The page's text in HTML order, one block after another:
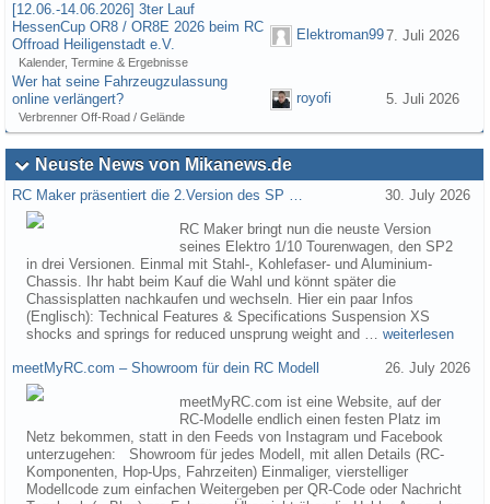
[12.06.-14.06.2026] 3ter Lauf
HessenCup OR8 / OR8E 2026 beim RC
Offroad Heiligenstadt e.V.
Kalender, Termine & Ergebnisse
Elektroman997. Juli 2026
Wer hat seine Fahrzeugzulassung
online verlängert?
Verbrenner Off-Road / Gelände
royofi 5. Juli 2026
Neuste News von Mikanews.de
RC Maker präsentiert die 2.Version des SP … 30. July 2026
RC Maker bringt nun die neuste Version
seines Elektro 1/10 Tourenwagen, den SP2
in drei Versionen. Einmal mit Stahl-, Kohlefaser- und Aluminium-
Chassis. Ihr habt beim Kauf die Wahl und könnt später die
Chassisplatten nachkaufen und wechseln. Hier ein paar Infos
(Englisch): Technical Features & Specifications Suspension XS
shocks and springs for reduced unsprung weight and … weiterlesen
meetMyRC.com – Showroom für dein RC Modell 26. July 2026
meetMyRC.com ist eine Website, auf der
RC-Modelle endlich einen festen Platz im
Netz bekommen, statt in den Feeds von Instagram und Facebook
unterzugehen: Showroom für jedes Modell, mit allen Details (RC-
Komponenten, Hop-Ups, Fahrzeiten) Einmaliger, vierstelliger
Modellcode zum einfachen Weitergeben per QR-Code oder Nachricht